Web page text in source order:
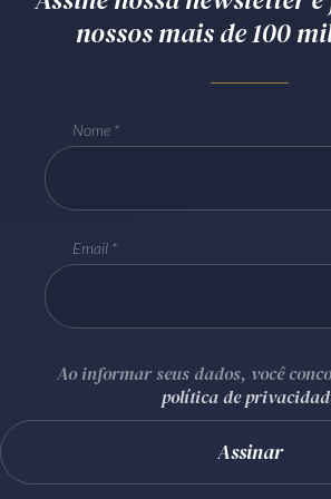
Receba por RSS
Batel Curitiba/PR CEP
nossos mais de 100
Nome
Email
Ao informar seus dados, você
política de